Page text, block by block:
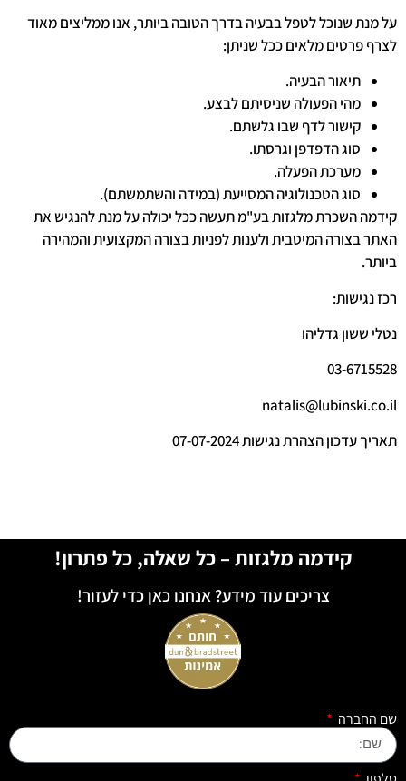
על מנת שנוכל לטפל בבעיה בדרך הטובה ביותר, אנו ממליצים מאוד
לצרף פרטים מלאים ככל שניתן:
תיאור הבעיה.
מהי הפעולה שניסיתם לבצע.
קישור לדף שבו גלשתם.
סוג הדפדפן וגרסתו.
מערכת הפעלה.
סוג הטכנולוגיה המסייעת (במידה והשתמשתם).
קידמה השכרת מלגזות בע"מ תעשה ככל יכולה על מנת להנגיש את
האתר בצורה המיטבית ולענות לפניות בצורה המקצועית והמהירה
ביותר.
רכז נגישות:
נטלי ששון גדליהו
03-6715528
natalis@lubinski.co.il
תאריך עדכון הצהרת נגישות 07-07-2024
קידמה מלגזות – כל שאלה, כל פתרון!
צריכים עוד מידע? אנחנו כאן כדי לעזור!
שם החברה